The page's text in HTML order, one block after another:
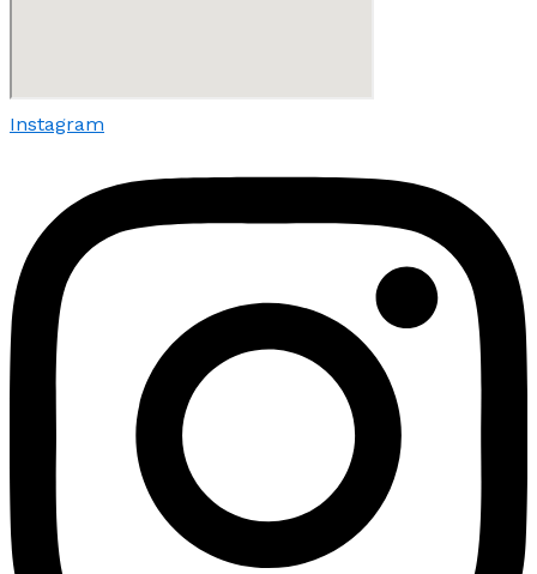
Instagram